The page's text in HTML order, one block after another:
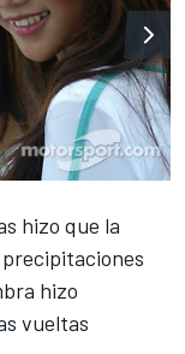
hizo que la
hizo
vueltas